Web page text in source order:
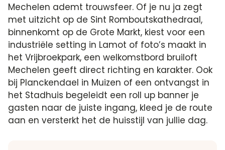
Mechelen ademt trouwsfeer. Of je nu ja zegt
met uitzicht op de Sint Romboutskathedraal,
binnenkomt op de Grote Markt, kiest voor een
industriële setting in Lamot of foto’s maakt in
het Vrijbroekpark, een welkomstbord bruiloft
Mechelen geeft direct richting en karakter. Ook
bij Planckendael in Muizen of een ontvangst in
het Stadhuis begeleidt een roll up banner je
gasten naar de juiste ingang, kleed je de route
aan en versterkt het de huisstijl van jullie dag.